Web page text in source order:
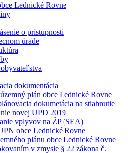
Lednické Rovne
o prístupnosti
úrade
dokumentácia
plán obce Lednické Rovne
dokumetácia na stiahnutie
novej UPD 2019
vplyvov na ŽP (SEA)
obce Lednické Rovne
plánu obce Lednické Rovne
v zmysle § 22 zákona č.